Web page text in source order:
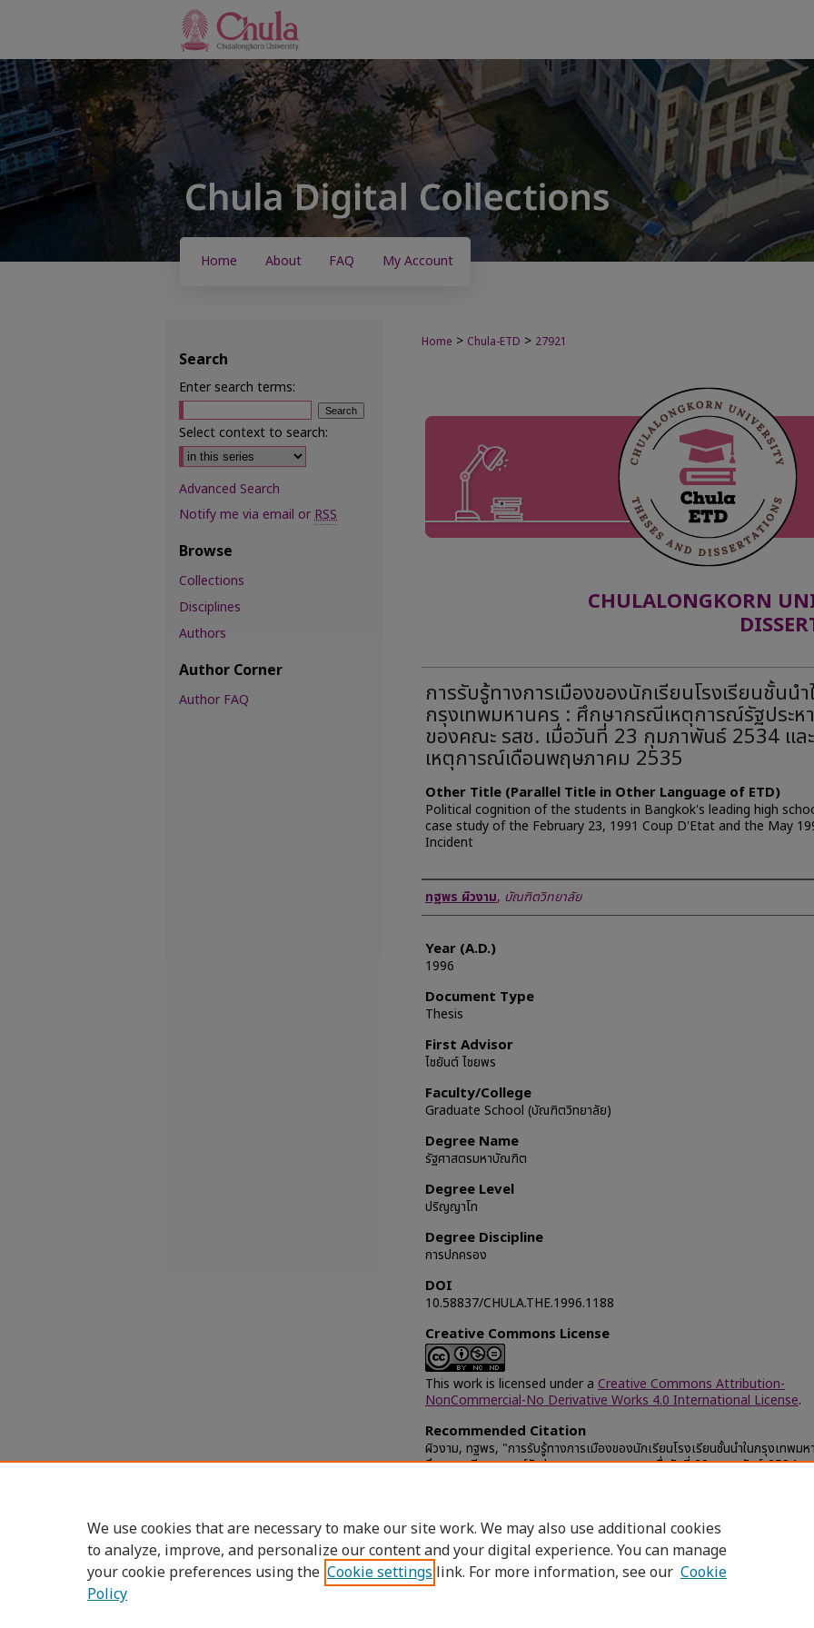
Home About FAQ My Account
Home > Chula-ETD > 27921
CHULALONGKORN
การรับรู้ทางการเมืองของนักเรียนโรงเรียนชั้นนำ
กรุงเทพมหานคร : ศึกษากรณีเหตุการณ์รัฐประห
ของคณะ รสช. เมื่อวันที่ 23 กุมภาพันธ์ 2534 และ
เหตุการณ์เดือนพฤษภาคม 2535
Other Title (Parallel Title in Other Language of ETD)
Political cognition of the students in Bangkok's leading high
case study of the February 23, 1991 Coup D'Etat and the May
Incident
Author
ทฐพร ผิวงาม, บัณฑิตวิทยาลัย
Year (A.D.)
1996
Document Type
Thesis
First Advisor
ไชยันต์ ไชยพร
Faculty/College
Graduate School (บัณฑิตวิทยาลัย)
Degree Name
รัฐศาสตรมหาบัณฑิต
Degree Level
ปริญญาโท
Degree Discipline
การปกครอง
DOI
10.58837/CHULA.THE.1996.1188
Creative Commons License
This work is licensed under a Creative Commons Attribution-
NonCommercial-No Derivative Works 4.0 International License.
Recommended Citation
ผิวงาม, ทฐพร, "การรับรู้ทางการเมืองของนักเรียนโรงเรียนชั้นนำในกรุงเทพมห
ศึกษากรณีเหตุการณ์รัฐประหารของคณะ รสช. เมื่อวันที่ 23 กุมภาพันธ์ 2534 แ
Search
Enter search terms:
Select context to search:
Advanced Search
Notify me via email or RSS
Browse
Collections
Disciplines
Authors
Author Corner
Author FAQ
We use cookies that are necessary to make our site work. We may also use additional cookies
to analyze, improve, and personalize our content and your digital experience. You can manage
your cookie preferences using the Cookie settings link. For more information, see our Cookie
Policy